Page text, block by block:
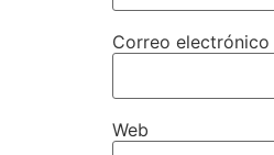
Correo electrónico
Web